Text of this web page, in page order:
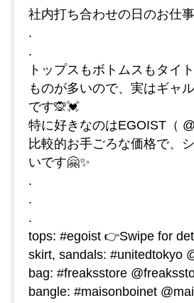
社内打ち合わせの日のお仕事
.
.
トップスもボトムスもタイ
ものが多いので、実はギャ
です🙊💓
特に好きなのはEGOIST（
比較的お手ごろな価格で、
いです🤗✨
.
.
.
tops: #egoist 👉Swipe for
skirt, sandals: #unitedtokyo
bag: #freaksstore
bangle: #maisonboinet